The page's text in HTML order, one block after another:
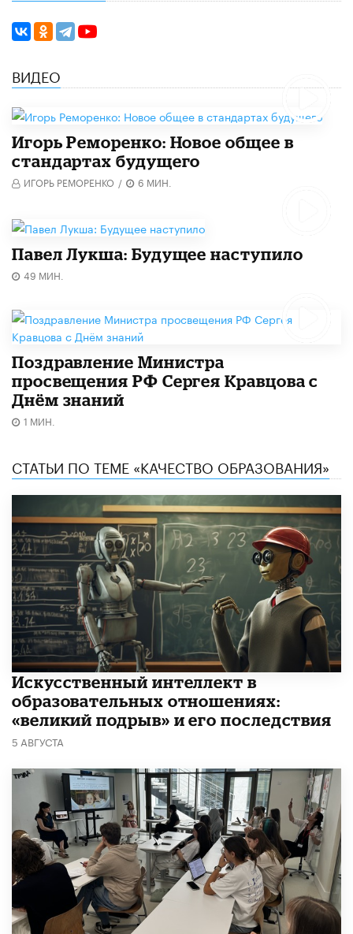
ВИДЕО
Игорь Реморенко: Новое общее в
стандартах будущего
ИГОРЬ РЕМОРЕНКО / 6 МИН.
Павел Лукша: Будущее наступило
49 МИН.
Поздравление Министра
просвещения РФ Сергея Кравцова с
Днём знаний
1 МИН.
СТАТЬИ ПО ТЕМЕ «КАЧЕСТВО ОБРАЗОВАНИЯ»
​Искусственный интеллект в
образовательных отношениях:
«великий подрыв» и его последствия
5 АВГУСТА